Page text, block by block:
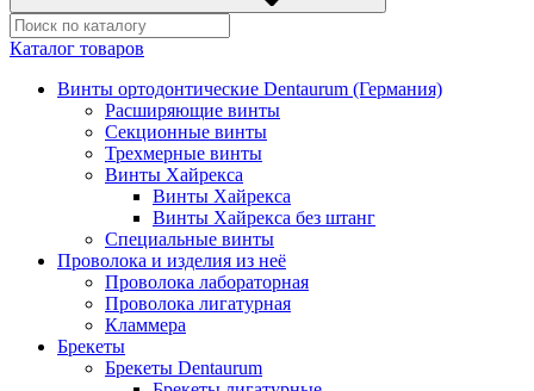
Каталог товаров
Винты ортодонтические Dentaurum (Германия)
Расширяющие винты
Секционные винты
Трехмерные винты
Винты Хайрекса
Винты Хайрекса
Винты Хайрекса без штанг
Специальные винты
Проволока и изделия из неё
Проволока лабораторная
Проволока лигатурная
Кламмера
Брекеты
Брекеты Dentaurum